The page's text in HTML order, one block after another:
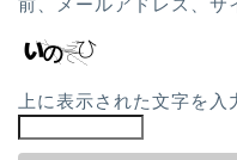
上に表示された文字を入